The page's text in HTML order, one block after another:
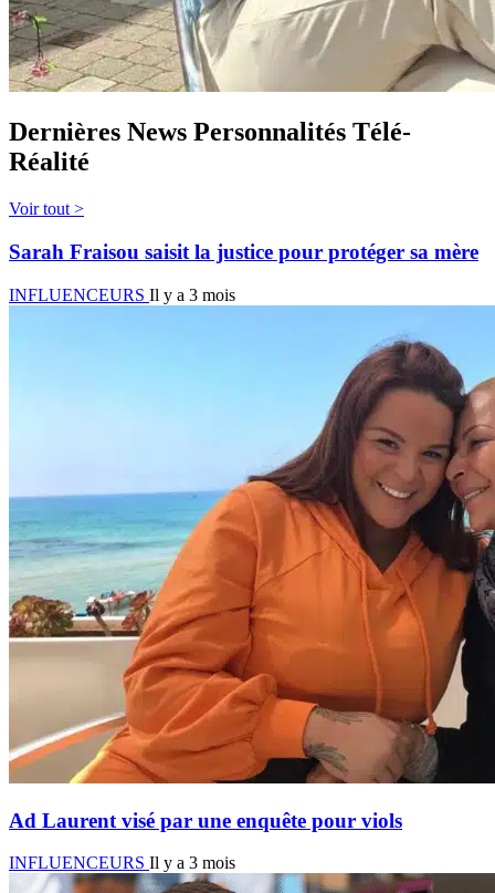
Dernières News Personnalités Télé-
Réalité
Voir tout >
Sarah Fraisou saisit la justice pour protéger sa mère
INFLUENCEURS Il y a 3 mois
Ad Laurent visé par une enquête pour viols
INFLUENCEURS Il y a 3 mois